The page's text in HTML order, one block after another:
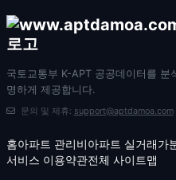
국토교통부 K-APT 공공데이터를
명하게 제공합니다.
문의 및 제휴: support@aptdamoa.com
홈아파트 관리비아파트 실거래가
서비스 이용약관전체 사이트맵